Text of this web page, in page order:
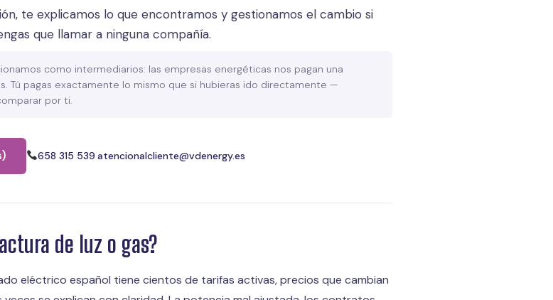
te explicamos lo que encontramos y gestionamos el cambio si
que llamar a ninguna compañía.
como intermediarios: las empresas energéticas nos pagan una
Tú pagas exactamente lo mismo que si hubieras ido directamente —
por ti.
658 315 539·atencionalcliente@vdenergy.es
de luz o gas?
eléctrico español tiene cientos de tarifas activas, precios que cambian